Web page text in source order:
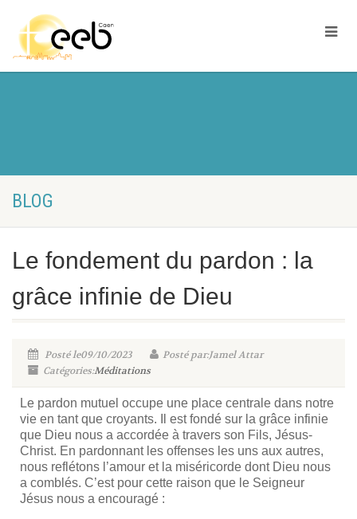
BLOG
Le fondement du pardon : la
grâce infinie de Dieu
Posté le09/10/2023
Posté par:Jamel Attar
Catégories:Méditations
Le pardon mutuel occupe une place centrale dans notre
vie en tant que croyants. Il est fondé sur la grâce infinie
que Dieu nous a accordée à travers son Fils, Jésus-
Christ. En pardonnant les offenses les uns aux autres,
nous reflétons l’amour et la miséricorde dont Dieu nous
a comblés. C’est pour cette raison que le Seigneur
Jésus nous a encouragé :